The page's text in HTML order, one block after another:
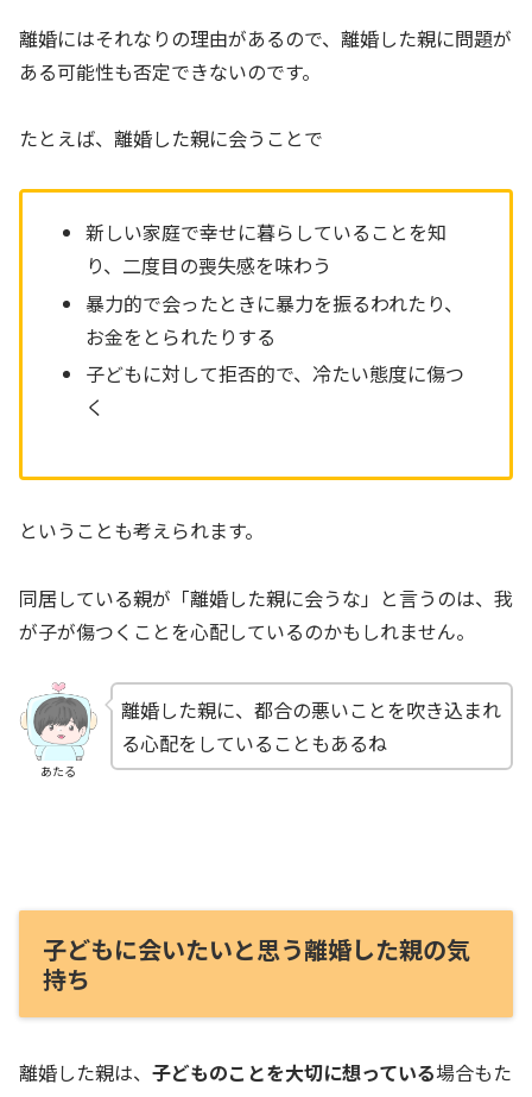
離婚にはそれなりの理由があるので、離婚した親に問題が
ある可能性も否定できないのです。
たとえば、離婚した親に会うことで
新しい家庭で幸せに暮らしていることを知
り、二度目の喪失感を味わう
暴力的で会ったときに暴力を振るわれたり、
お金をとられたりする
子どもに対して拒否的で、冷たい態度に傷つ
く
ということも考えられます。
同居している親が「離婚した親に会うな」と言うのは、我
が子が傷つくことを心配しているのかもしれません。
あたる
離婚した親に、都合の悪いことを吹き込まれ
る心配をしていることもあるね
子どもに会いたいと思う離婚した親の気
持ち
離婚した親は、 子どものことを大切に想っている場合もた